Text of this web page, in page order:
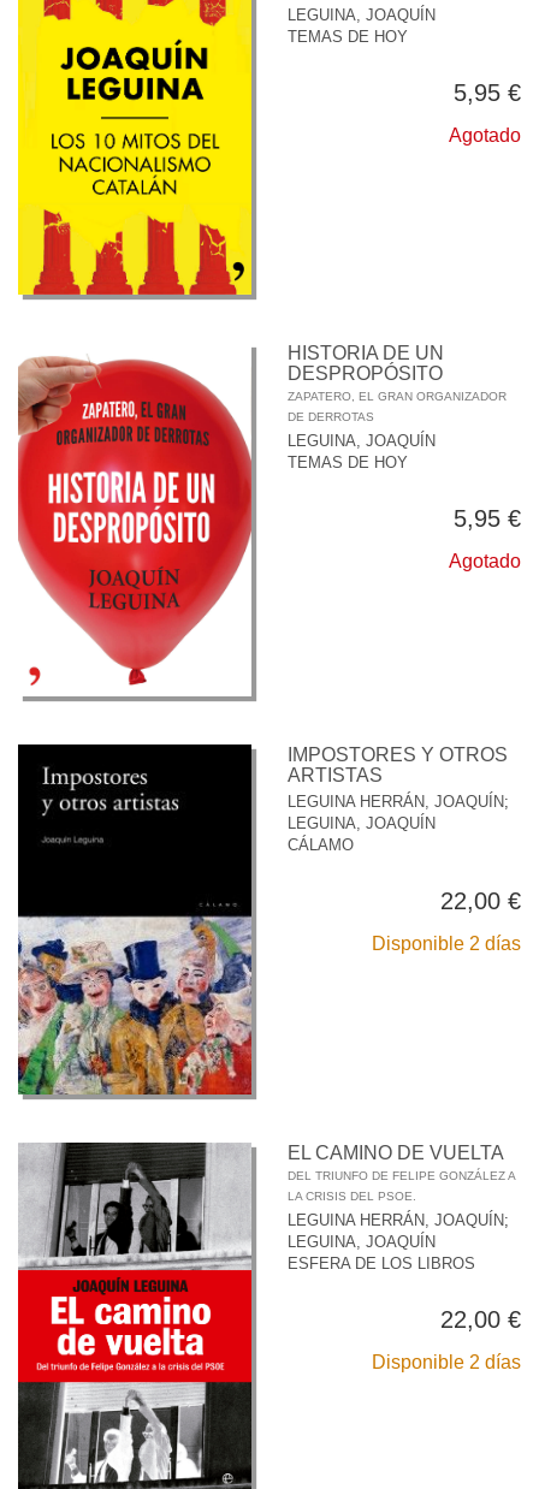
LEGUINA, JOAQUÍN
TEMAS DE HOY
5,95 €
Agotado
HISTORIA DE UN
DESPROPÓSITO
ZAPATERO, EL GRAN ORGANIZADOR
DE DERROTAS
LEGUINA, JOAQUÍN
TEMAS DE HOY
5,95 €
Agotado
IMPOSTORES Y OTROS
ARTISTAS
LEGUINA HERRÁN, JOAQUÍN;
LEGUINA, JOAQUÍN
CÁLAMO
22,00 €
Disponible 2 días
EL CAMINO DE VUELTA
DEL TRIUNFO DE FELIPE GONZÁLEZ A
LA CRISIS DEL PSOE.
LEGUINA HERRÁN, JOAQUÍN;
LEGUINA, JOAQUÍN
ESFERA DE LOS LIBROS
22,00 €
Disponible 2 días